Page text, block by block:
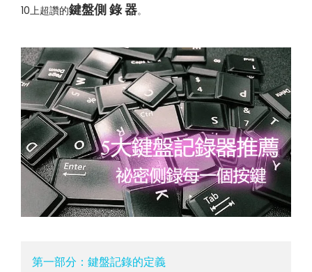
10上超讚的鍵盤側 錄 器。
第一部分：鍵盤記錄的定義